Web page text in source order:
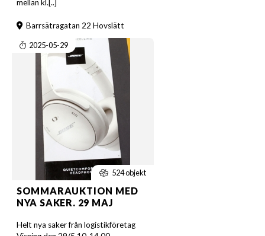
mellan kl.[..]
Barrsätragatan 22 Hovslätt
2025-05-29
524 objekt
SOMMARAUKTION MED
NYA SAKER. 29 MAJ
Helt nya saker från logistikföretag